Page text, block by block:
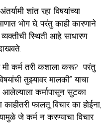
शांत रहा. विषयांच्या
भोग घे. परंतु काही कारणाने
स्थिती आहे. साधारण
कर्म तरी कशाला करू?  परंतु
तुझ्यावर मालकी" याचा
कर्मापासून सुटका
फालतू विचार का होईना,
जे कर्म न करण्याचा विचार